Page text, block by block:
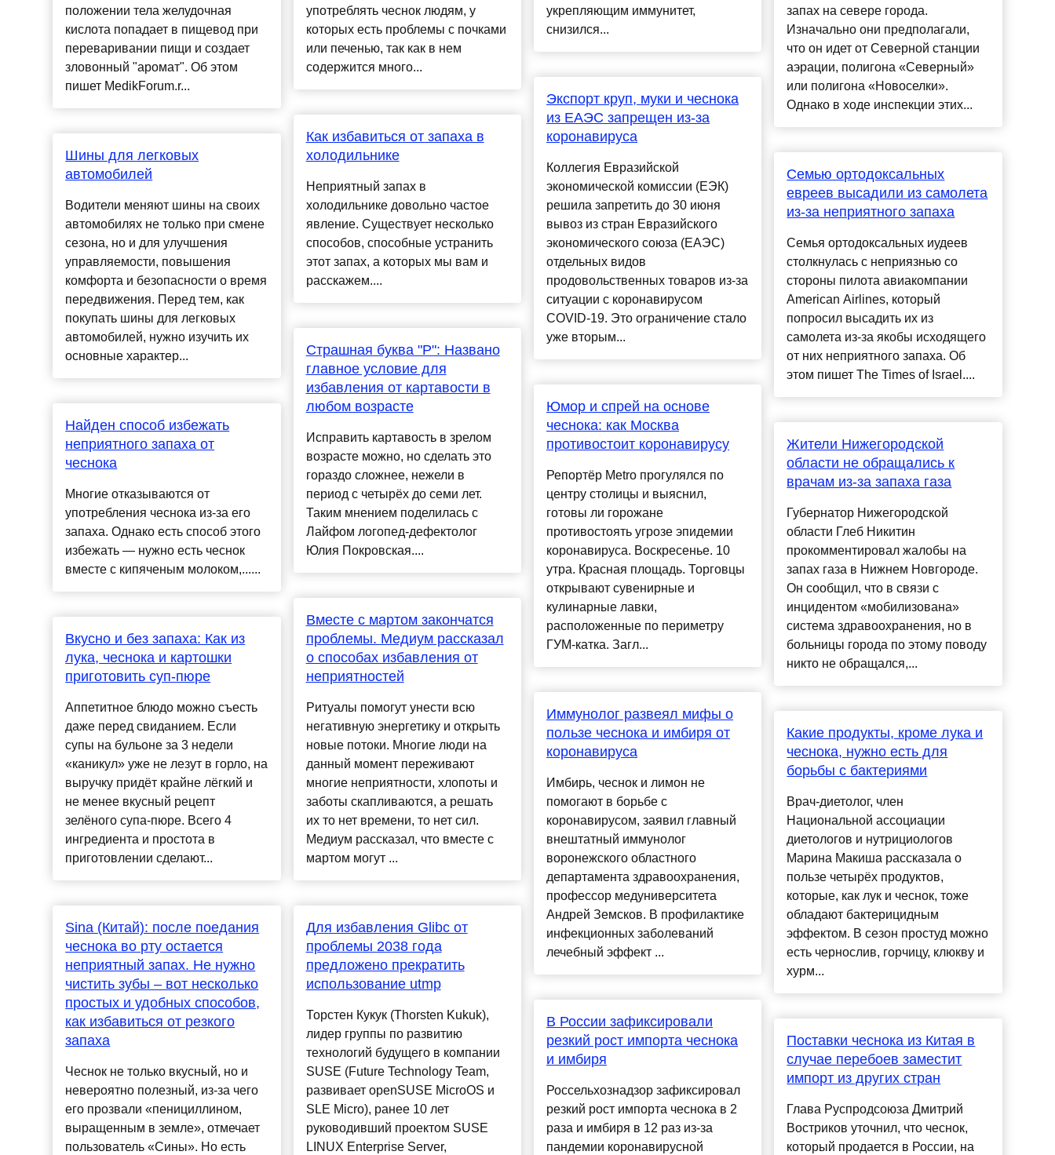
положении тела желудочная
кислота попадает в пищевод при
переваривании пищи и создает
зловонный "аромат". Об этом
пишет MedikForum.r...
Шины для легковых
автомобилей
Водители меняют шины на своих
автомобилях не только при смене
сезона, но и для улучшения
управляемости, повышения
комфорта и безопасности о время
передвижения. Перед тем, как
покупать шины для легковых
автомобилей, нужно изучить их
основные характер...
Найден способ избежать
неприятного запаха от
чеснока
Многие отказываются от
употребления чеснока из-за его
запаха. Однако есть способ этого
избежать — нужно есть чеснок
вместе с кипяченым молоком,......
Вкусно и без запаха: Как из
лука, чеснока и картошки
приготовить суп-пюре
Аппетитное блюдо можно съесть
даже перед свиданием. Если
супы на бульоне за 3 недели
«каникул» уже не лезут в горло, на
выручку придёт крайне лёгкий и
не менее вкусный рецепт
зелёного супа-пюре. Всего 4
ингредиента и простота в
приготовлении сделают...
Sina (Китай): после поедания
чеснока во рту остается
неприятный запах. Не нужно
чистить зубы – вот несколько
простых и удобных способов,
как избавиться от резкого
запаха
Чеснок не только вкусный, но и
невероятно полезный, из-за чего
его прозвали «пенициллином,
выращенным в земле», отмечает
пользователь «Сины». Но есть
употреблять чеснок людям, у
которых есть проблемы с почками
или печенью, так как в нем
содержится много...
Как избавиться от запаха в
холодильнике
Неприятный запах в
холодильнике довольно частое
явление. Существует несколько
способов, способные устранить
этот запах, а которых мы вам и
расскажем....
Страшная буква "Р": Названо
главное условие для
избавления от картавости в
любом возрасте
Исправить картавость в зрелом
возрасте можно, но сделать это
гораздо сложнее, нежели в
период с четырёх до семи лет.
Таким мнением поделилась с
Лайфом логопед-дефектолог
Юлия Покровская....
Вместе с мартом закончатся
проблемы. Медиум рассказал
о способах избавления от
неприятностей
Ритуалы помогут унести всю
негативную энергетику и открыть
новые потоки. Многие люди на
данный момент переживают
многие неприятности, хлопоты и
заботы скапливаются, а решать
их то нет времени, то нет сил.
Медиум рассказал, что вместе с
мартом могут ...
Для избавления Glibc от
проблемы 2038 года
предложено прекратить
использование utmp
Торстен Кукук (Thorsten Kukuk),
лидер группы по развитию
технологий будущего в компании
SUSE (Future Technology Team,
развивает openSUSE MicroOS и
SLE Micro), ранее 10 лет
руководивший проектом SUSE
LINUX Enterprise Server,
укрепляющим иммунитет,
снизился...
Экспорт круп, муки и чеснока
из ЕАЭС запрещен из-за
коронавируса
Коллегия Евразийской
экономической комиссии (ЕЭК)
решила запретить до 30 июня
вывоз из стран Евразийского
экономического союза (ЕАЭС)
отдельных видов
продовольственных товаров из-за
ситуации с коронавирусом
COVID-19. Это ограничение стало
уже вторым...
Юмор и спрей на основе
чеснока: как Москва
противостоит коронавирусу
Репортёр Metro прогулялся по
центру столицы и выяснил,
готовы ли горожане
противостоять угрозе эпидемии
коронавируса. Воскресенье. 10
утра. Красная площадь. Торговцы
открывают сувенирные и
кулинарные лавки,
расположенные по периметру
ГУМ-катка. Загл...
Иммунолог развеял мифы о
пользе чеснока и имбиря от
коронавируса
Имбирь, чеснок и лимон не
помогают в борьбе с
коронавирусом, заявил главный
внештатный иммунолог
воронежского областного
департамента здравоохранения,
профессор медуниверситета
Андрей Земсков. В профилактике
инфекционных заболеваний
лечебный эффект ...
В России зафиксировали
резкий рост импорта чеснока
и имбиря
Россельхознадзор зафиксировал
резкий рост импорта чеснока в 2
раза и имбиря в 12 раз из-за
пандемии коронавирусной
запах на севере города.
Изначально они предполагали,
что он идет от Северной станции
аэрации, полигона «Северный»
или полигона «Новоселки».
Однако в ходе инспекции этих...
Семью ортодоксальных
евреев высадили из самолета
из-за неприятного запаха
Семья ортодоксальных иудеев
столкнулась с неприязнью co
стороны пилотa авиакомпании
American Airlines, который
попросил высадить их из
самолета из-за якобы исходящего
от них неприятного запахa. Об
этом пишет The Times of Israel....
Жители Нижегородской
области не обращались к
врачам из-за запаха газа
Губернатор Нижегородской
области Глеб Никитин
прокомментировал жалобы на
запах газа в Нижнем Новгороде.
Он сообщил, что в связи с
инцидентом «мобилизована»
система здравоохранения, но в
больницы города по этому поводу
никто не обращался,...
Какие продукты, кроме лука и
чеснока, нужно есть для
борьбы с бактериями
Врач-диетолог, член
Национальной ассоциации
диетологов и нутрициологов
Марина Макиша рассказала о
пользе четырёх продуктов,
которые, как лук и чеснок, тоже
обладают бактерицидным
эффектом. В сезон простуд можно
есть чернослив, горчицу, клюкву и
хурм...
Поставки чеснока из Китая в
случае перебоев заместит
импорт из других стран
Глава Руспродсоюза Дмитрий
Востриков уточнил, что чеснок,
который продается в России, на